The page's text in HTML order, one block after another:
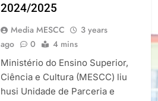
2024/2025
Media MESCC
3 years
ago
0 4 mins
Ministério do Ensino Superior,
Ciência e Cultura (MESCC) liu
husi Unidade de Parceria e